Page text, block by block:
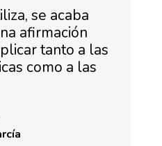
se acaba
afirmación
tanto a las
como a las